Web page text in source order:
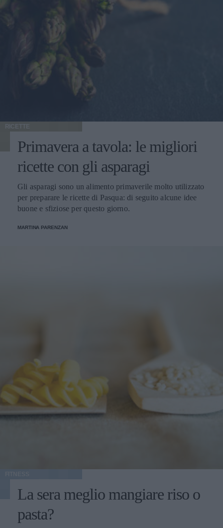
RICETTE
Primavera a tavola: le migliori
ricette con gli asparagi
Gli asparagi sono un alimento primaverile molto utilizzato
per preparare le ricette di Pasqua: di seguito alcune idee
buone e sfiziose per questo giorno.
MARTINA PARENZAN
La sera meglio mangiare riso o
pasta?